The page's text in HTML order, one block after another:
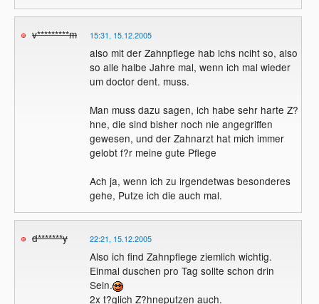
v*********m 15:31, 15.12.2005
also mit der Zahnpflege hab ichs nciht so, also
so alle halbe Jahre mal, wenn ich mal wieder
um doctor dent. muss.
Man muss dazu sagen, ich habe sehr harte Z?
hne, die sind bisher noch nie angegriffen
gewesen, und der Zahnarzt hat mich immer
gelobt f?r meine gute Pflege
Ach ja, wenn ich zu irgendetwas besonderes
gehe, Putze ich die auch mal.
d*******y 22:21, 15.12.2005
Also ich find Zahnpflege ziemlich wichtig.
Einmal duschen pro Tag sollte schon drin
Sein.
2x t?glich Z?hneputzen auch.